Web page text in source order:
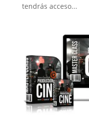
tendrás acceso...